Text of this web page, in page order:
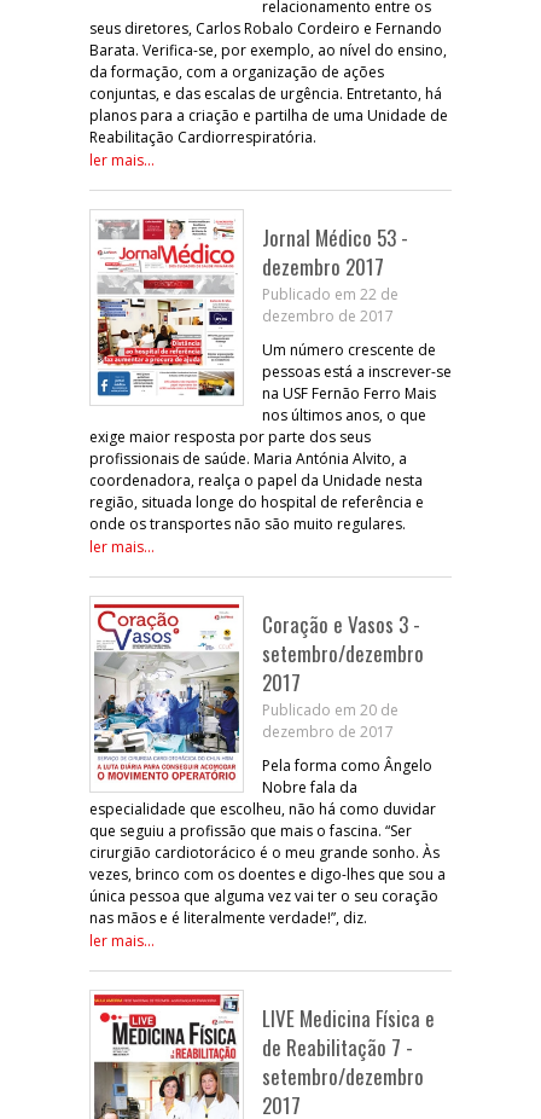
relacionamento entre os
seus diretores, Carlos Robalo Cordeiro e Fernando
Barata. Verifica-se, por exemplo, ao nível do ensino,
da formação, com a organização de ações
conjuntas, e das escalas de urgência. Entretanto, há
planos para a criação e partilha de uma Unidade de
Reabilitação Cardiorrespiratória.
ler mais...
Jornal Médico 53 -
dezembro 2017
Publicado em 22 de
dezembro de 2017
Um número crescente de
pessoas está a inscrever-se
na USF Fernão Ferro Mais
nos últimos anos, o que
exige maior resposta por parte dos seus
profissionais de saúde. Maria Antónia Alvito, a
coordenadora, realça o papel da Unidade nesta
região, situada longe do hospital de referência e
onde os transportes não são muito regulares.
ler mais...
Coração e Vasos 3 -
setembro/dezembro
2017
Publicado em 20 de
dezembro de 2017
Pela forma como Ângelo
Nobre fala da
especialidade que escolheu, não há como duvidar
que seguiu a profissão que mais o fascina. “Ser
cirurgião cardiotorácico é o meu grande sonho. Às
vezes, brinco com os doentes e digo-lhes que sou a
única pessoa que alguma vez vai ter o seu coração
nas mãos e é literalmente verdade!”, diz.
ler mais...
LIVE Medicina Física e
de Reabilitação 7 -
setembro/dezembro
2017